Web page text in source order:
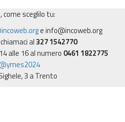
sceglilo tu:
e info@incoweb.org
al327 1542770
alle 16 al numero 0461 1822775
3 a Trento